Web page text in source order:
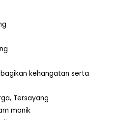
kehangatan serta
Tersayang
manik